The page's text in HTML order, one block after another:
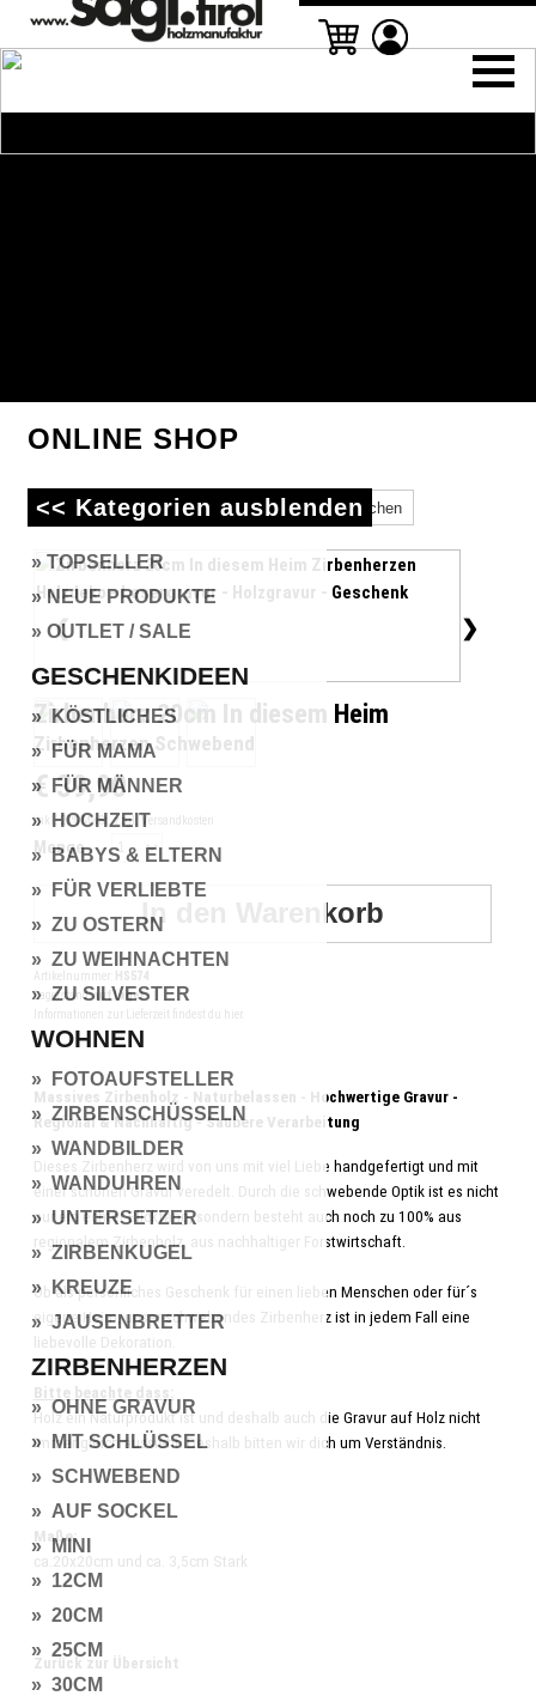
ONLINE SHOP
<< Kategorien ausblenden
» TOPSELLER
» NEUE PRODUKTE
» OUTLET / SALE
GESCHENKIDEEN
» KÖSTLICHES
» FÜR MAMA
» FÜR MÄNNER
» HOCHZEIT
» BABYS & ELTERN
» FÜR VERLIEBTE
» ZU OSTERN
» ZU WEIHNACHTEN
» ZU SILVESTER
WOHNEN
» FOTOAUFSTELLER
» ZIRBENSCHÜSSELN
» WANDBILDER
» WANDUHREN
» UNTERSETZER
» ZIRBENKUGEL
» KREUZE
» JAUSENBRETTER
ZIRBENHERZEN
» OHNE GRAVUR
» MIT SCHLÜSSEL
» SCHWEBEND
» AUF SOCKEL
» MINI
» 12CM
» 20CM
» 25CM
» 30CM
❮ ❯
Zirbenherz 20cm In diesem Heim
Zirbenherzen Schwebend
€ 39,90
inkl. 20% MwSt.zzgl. Versandkosten
Menge
Artikelnummer:
HS574
Lagerstand:auf Lager
Informationen zur Lieferzeit findest du hier.
Massives Zirbenholz - Naturbelassen - Hochwertige Gravur -
Regional & Nachhaltig - Saubere Verarbeitung
Dieses Zirbenherz wird von uns mit viel Liebe handgefertigt und mit
einer schönen Gravur veredelt. Durch die schwebende Optik ist es nicht
nur ein echter Blickfang, sondern besteht auch noch zu 100% aus
regionalem Zirbenholz, aus nachhaltiger Forstwirtschaft.
Ob als persönliches Geschenk für einen lieben Menschen oder für´s
eigene Heim, unser schwebendes Zirbenherz ist in jedem Fall eine
liebevolle Dekoration.
Bitte beachte dass:
Holz ein Naturprodukt ist und deshalb auch die Gravur auf Holz nicht
immer gleich aussieht. Deshalb bitten wir dich um Verständnis.
Maße:
ca.20x20cm und ca. 3,5cm Stark
Zurück zur Übersicht